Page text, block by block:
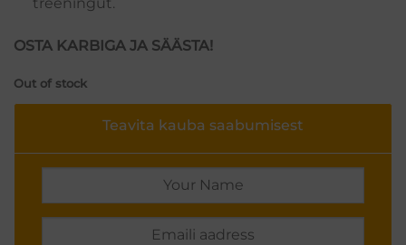
OSTA KARBIGA JA SÄÄSTA!
Out of stock
Teavita kauba saabumisest